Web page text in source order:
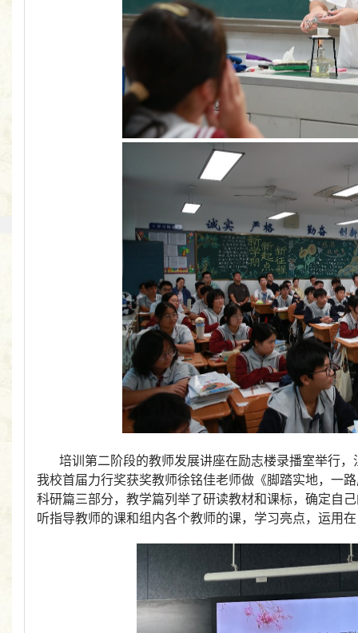
培训第二阶段的教师发展讲座在励志楼录播室举行
我校首届力行奖获奖教师徐铭佳老师做《脚踏实地，一
科研篇三部分，教学篇列举了研读教材和课标，确定自
听指导教师的课和组内各个教师的课，学习亮点，运用